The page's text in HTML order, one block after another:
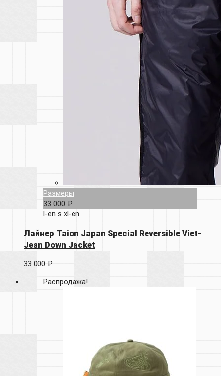
Размеры
33 000 ₽
l-en s xl-en
Лайнер Taion Japan Special Reversible Viet-
Jean Down Jacket
33 000 ₽
Распродажа!